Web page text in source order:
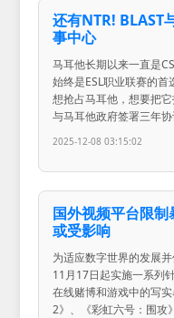
还有NTR! BLAST
事中心
马耳他长期以来一直是
始终是ESL职业联赛的
想抢占马耳他，想要把
与马耳他政府签署三年
2025-12-08 03:15:02
国外视频平台限
或受影响
为适应数字世界的发展
11月17日起实施一系列
在线赌博和游戏中的写
2》、《彩虹六号：围攻